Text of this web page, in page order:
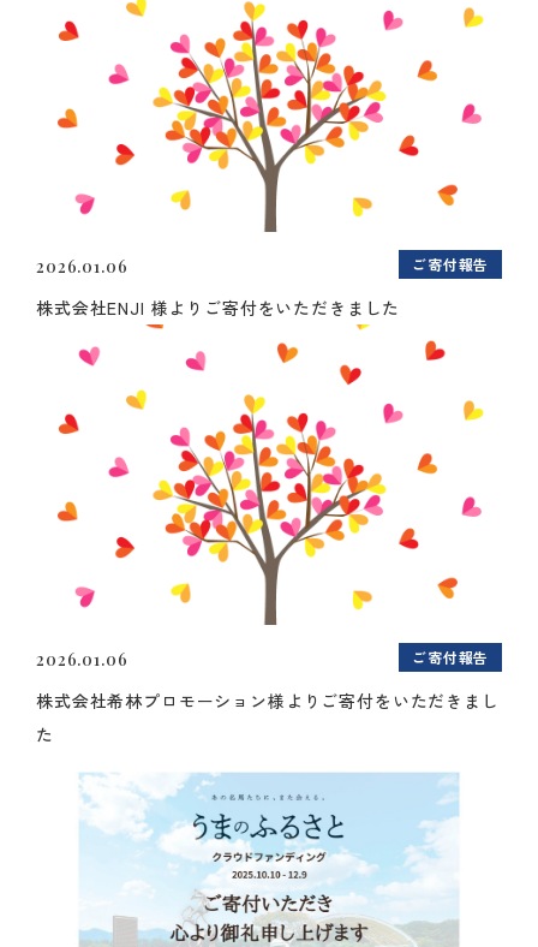
2026.01.06 ご寄付報告
株式会社ENJI 様よりご寄付をいただきました
2026.01.06 ご寄付報告
株式会社希林プロモーション様よりご寄付をいただきまし
た